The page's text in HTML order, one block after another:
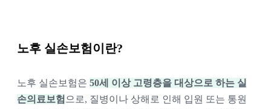
노후 실손보험이란?
노후 실손보험은 50세 이상 고령층을 대상으로 하는 실
손의료보험 으로, 질병이나 상해로 인해 입원 또는 통원